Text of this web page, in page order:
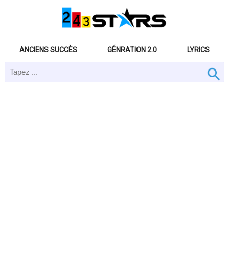
ANCIENS SUCCÈS GÉNRATION 2.0 LYRICS